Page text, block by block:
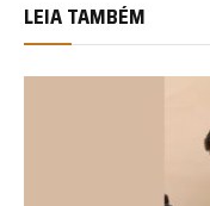
LEIA TAMBÉM